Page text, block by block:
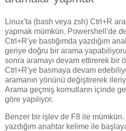
Linux'ta (bash veya zsh) Ctrl+R
yapmak mümkün. Powershell'de
Ctrl+R'ye bastığımda yazdığım
geriye doğru bir arama
sonra aramayı devam ettirerek bir
Ctrl+R'ye basmaya devam
aramanın yönünü değiştirerek
Arama geçmiş komutların içinde
göre yapılıyor.
Benzer bir işlev de F8 ile
yazdığım anahtar kelime ile